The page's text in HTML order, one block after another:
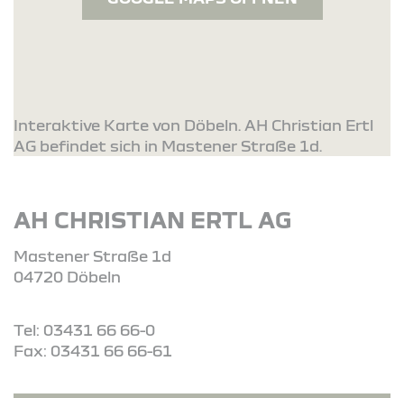
Interaktive Karte von Döbeln. AH Christian Ertl
AG befindet sich in Mastener Straße 1d.
AH CHRISTIAN ERTL AG
Mastener Straße 1d
04720 Döbeln
Tel: 03431 66 66-0
Fax: 03431 66 66-61